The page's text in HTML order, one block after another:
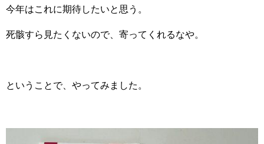
今年はこれに期待したいと思う。
死骸すら見たくないので、寄ってくれるなや。
ということで、やってみました。